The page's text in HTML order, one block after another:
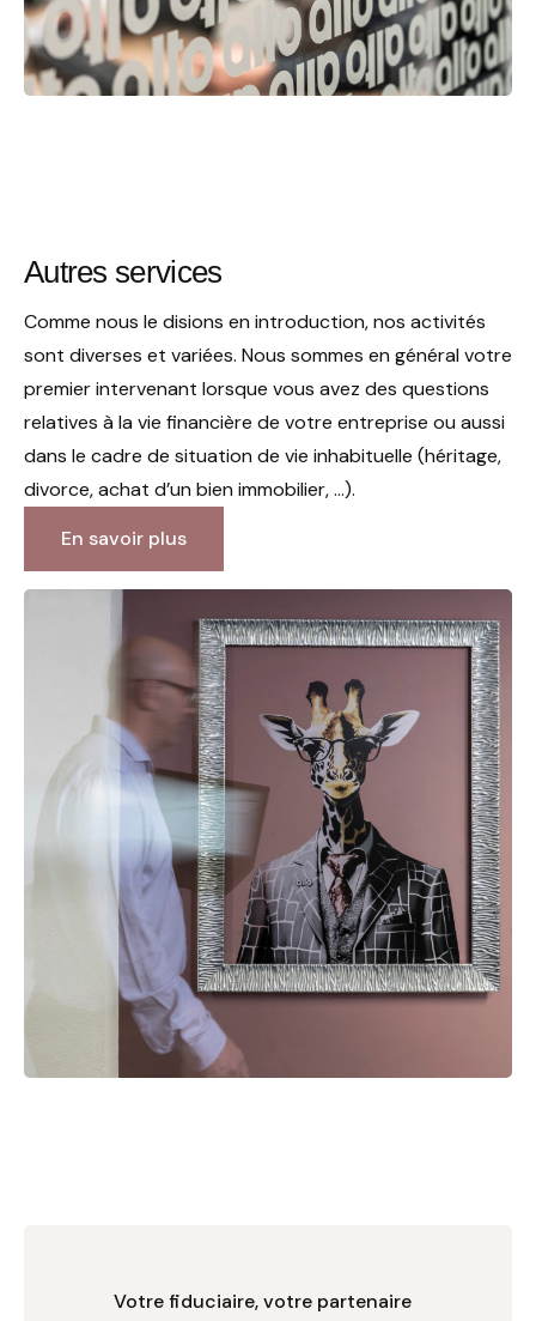
Autres services
Comme nous le disions en introduction, nos activités
sont diverses et variées. Nous sommes en général votre
premier intervenant lorsque vous avez des questions
relatives à la vie financière de votre entreprise ou aussi
dans le cadre de situation de vie inhabituelle (héritage,
divorce, achat d’un bien immobilier, …).
En savoir plus
Votre fiduciaire, votre partenaire